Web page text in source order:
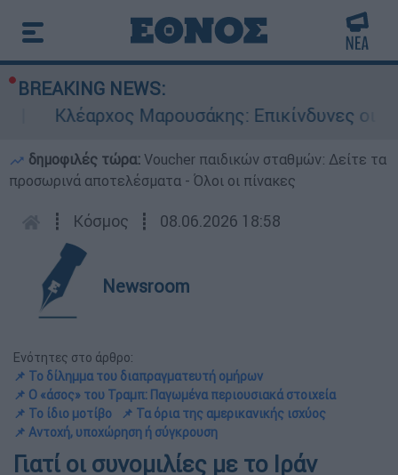
BREAKING NEWS:
Μαρουσάκης: Επικίνδυνες οι επόμενες
δημοφιλές τώρα: Voucher παιδικών σταθμών: Δείτε τα
προσωρινά αποτελέσματα - Όλοι οι πίνακες
┋ Κόσμος ┋ 08.06.2026 18:58
Newsroom
Ενότητες στο άρθρο:
📌 Το δίλημμα του διαπραγματευτή ομήρων
📌 Ο «άσος» του Τραμπ: Παγωμένα περιουσιακά στοιχεία
📌 Το ίδιο μοτίβο
📌 Τα όρια της αμερικανικής ισχύος
📌 Αντοχή, υποχώρηση ή σύγκρουση
Γιατί οι συνομιλίες με το Ιράν